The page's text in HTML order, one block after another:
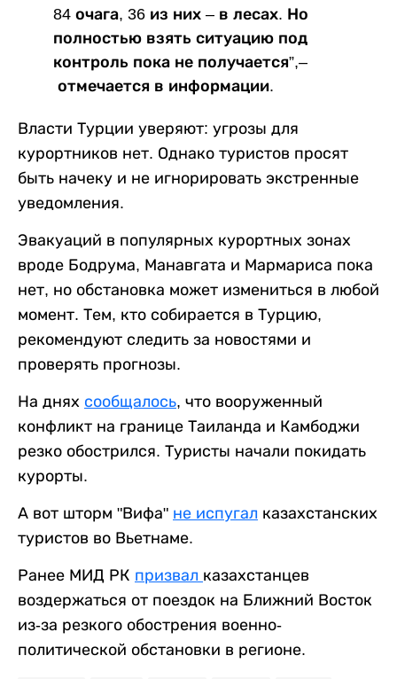
84 очага, 36 из них – в лесах. Но
полностью взять ситуацию под
контроль пока не получается”,–
отмечается в информации.
Власти Турции уверяют: угрозы для
курортников нет. Однако туристов просят
быть начеку и не игнорировать экстренные
уведомления.
Эвакуаций в популярных курортных зонах
вроде Бодрума, Манавгата и Мармариса пока
нет, но обстановка может измениться в любой
момент. Тем, кто собирается в Турцию,
рекомендуют следить за новостями и
проверять прогнозы.
На днях сообщалось, что вооруженный
конфликт на границе Таиланда и Камбоджи
резко обострился. Туристы начали покидать
курорты.
А вот шторм "Вифа" не испугал казахстанских
туристов во Вьетнаме.
Ранее МИД РК призвал казахстанцев
воздержаться от поездок на Ближний Восток
из-за резкого обострения военно-
политической обстановки в регионе.